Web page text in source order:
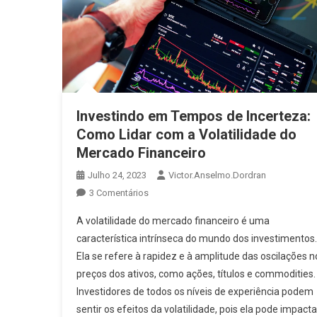
Investindo em Tempos de Incerteza:
Como Lidar com a Volatilidade do
Mercado Financeiro
Julho 24, 2023
Victor.anselmo.dordran
3 Comentários
A volatilidade do mercado financeiro é uma
característica intrínseca do mundo dos investimentos.
Ela se refere à rapidez e à amplitude das oscilações
preços dos ativos, como ações, títulos e commodities.
Investidores de todos os níveis de experiência podem
sentir os efeitos da volatilidade, pois ela pode